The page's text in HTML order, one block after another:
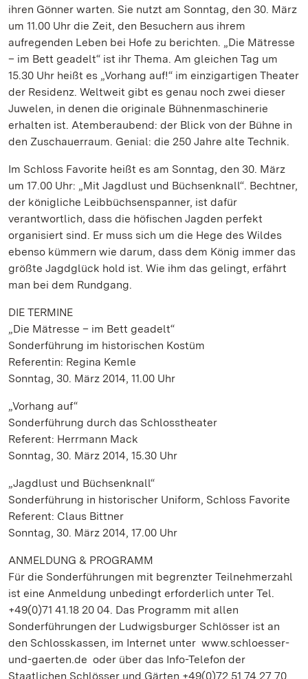
ihren Gönner warten. Sie nutzt am Sonntag, den 30. März
um 11.00 Uhr die Zeit, den Besuchern aus ihrem
aufregenden Leben bei Hofe zu berichten. „Die Mätresse
– im Bett geadelt“ ist ihr Thema. Am gleichen Tag um
15.30 Uhr heißt es „Vorhang auf!“ im einzigartigen Theater
der Residenz. Weltweit gibt es genau noch zwei dieser
Juwelen, in denen die originale Bühnenmaschinerie
erhalten ist. Atemberaubend: der Blick von der Bühne in
den Zuschauerraum. Genial: die 250 Jahre alte Technik.
Im Schloss Favorite heißt es am Sonntag, den 30. März
um 17.00 Uhr: „Mit Jagdlust und Büchsenknall“. Bechtner,
der königliche Leibbüchsenspanner, ist dafür
verantwortlich, dass die höfischen Jagden perfekt
organisiert sind. Er muss sich um die Hege des Wildes
ebenso kümmern wie darum, dass dem König immer das
größte Jagdglück hold ist. Wie ihm das gelingt, erfährt
man bei dem Rundgang.
DIE TERMINE
„Die Mätresse – im Bett geadelt“
Sonderführung im historischen Kostüm
Referentin: Regina Kemle
Sonntag, 30. März 2014, 11.00 Uhr
„Vorhang auf“
Sonderführung durch das Schlosstheater
Referent: Herrmann Mack
Sonntag, 30. März 2014, 15.30 Uhr
„Jagdlust und Büchsenknall“
Sonderführung in historischer Uniform, Schloss Favorite
Referent: Claus Bittner
Sonntag, 30. März 2014, 17.00 Uhr
ANMELDUNG & PROGRAMM
Für die Sonderführungen mit begrenzter Teilnehmerzahl
ist eine Anmeldung unbedingt erforderlich unter Tel.
+49(0)71 41.18 20 04. Das Programm mit allen
Sonderführungen der Ludwigsburger Schlösser ist an
den Schlosskassen, im Internet unter www.schloesser-
und-gaerten.de oder über das Info-Telefon der
Staatlichen Schlösser und Gärten +49(0)72 51.74 27 70